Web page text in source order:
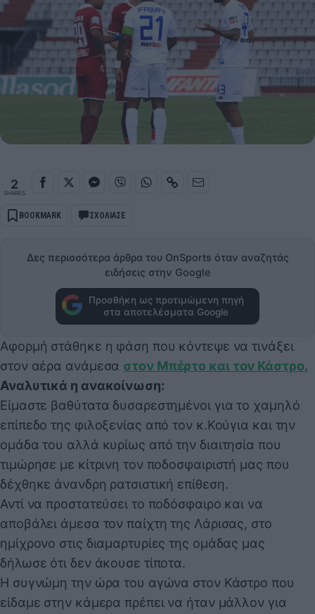
2
SHARES
BOOKMARK ΣΧΟΛΙΑΣΕ
Δες περισσότερα άρθρα του OnSports όταν αναζητάς
ειδήσεις στην Google
Προσθήκη ως προτιμώμενη πηγή
στα αποτελέσματα Google
Αφορμή στάθηκε η φάση που κόντεψε να τινάξει
στον αέρα ανάμεσα στον Μπέρτο και τον Κάστρο.
Αναλυτικά η ανακοίνωση:
Είμαστε βαθύτατα δυσαρεστημένοι για το χαμηλό
επίπεδο της φιλοξενίας από τον κ.Κούγια και την
ομάδα του αλλά κυρίως από την διαιτησία που
τιμώρησε με κίτρινη τον ποδοσφαιριστή μας που
δέχθηκε άνανδρη ρατσιστική επίθεση.
Αντί να προστατεύσει το ποδόσφαιρο και να
αποβάλει άμεσα τον παίχτη της Λάρισας, στο
ημίχρονο στις διαμαρτυρίες της ομάδας μας
δήλωσε ότι δεν άκουσε τίποτα.
Η συγνώμη την ώρα του αγώνα στον Κάστρο που
είδαμε στην κάμερα πρέπει να ήταν μάλλον για